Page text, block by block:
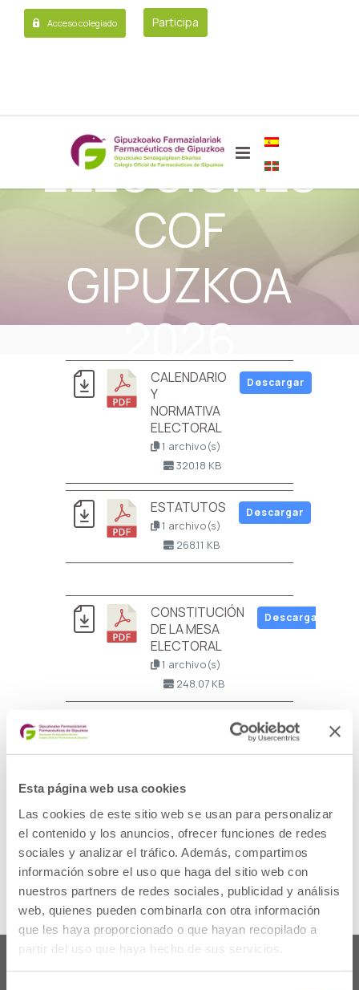
Esta página web usa cookies
Las cookies de este sitio web se usan para personalizar
el contenido y los anuncios, ofrecer funciones de redes
sociales y analizar el tráfico. Además, compartimos
información sobre el uso que haga del sitio web con
nuestros partners de redes sociales, publicidad y análisis
web, quienes pueden combinarla con otra información
que les haya proporcionado o que hayan recopilado a
partir del uso que haya hecho de sus servicios.
Acceso colegiado Participa
ELECCIONES
COF
GIPUZKOA
2026
CALENDARIO
Y
NORMATIVA
ELECTORAL
1 archivo(s)
320.18 KB
Descargar
ESTATUTOS
1 archivo(s)
268.11 KB
Descargar
CONSTITUCIÓN
DE LA MESA
ELECTORAL
1 archivo(s)
248.07 KB
Descargar
ACTA
VOTO POR
CORREO
1 archivo(s)
164.00 KB